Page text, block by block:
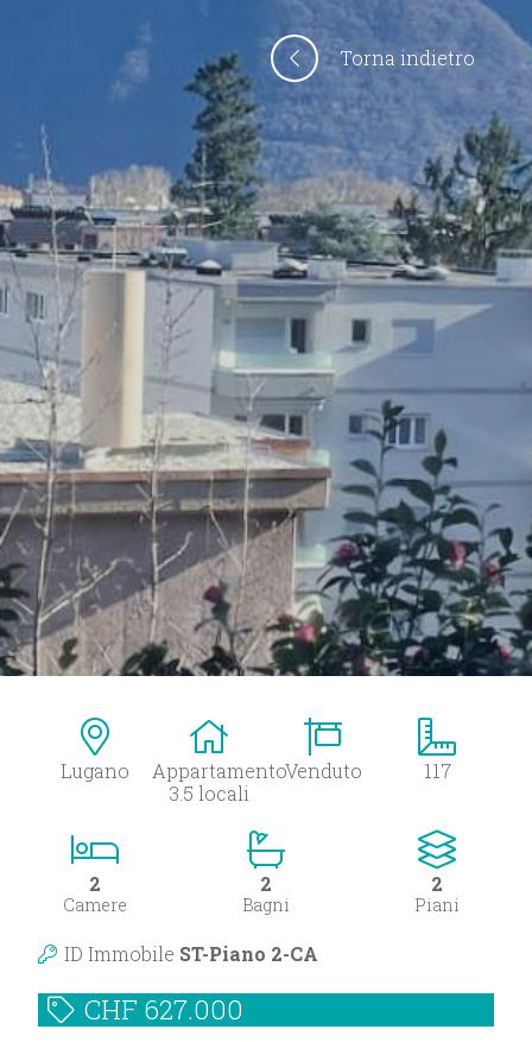
Torna indietro
Lugano
Appartamento
3.5 locali
Venduto 117
2
Camere
2
Bagni
2
Piani
ID Immobile ST-Piano 2-CA
CHF 627.000